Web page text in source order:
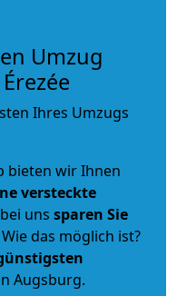
Umzug
Ihres Umzugs
bieten wir Ihnen
versteckte
uns sparen Sie
Wie das möglich ist?
Augsburg.